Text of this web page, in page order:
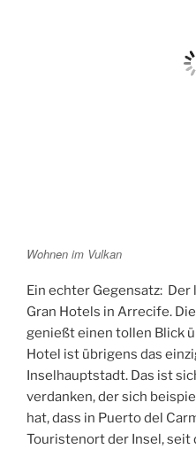
Wohnen im Vulkan
Ein echter Gegensatz:
Gran Hotels in Arrecife.
genießt einen tollen Blick
Hotel ist übrigens das
Inselhauptstadt. Das ist
verdanken, der sich
hat, dass in Puerto del
Touristenort der Insel, seit